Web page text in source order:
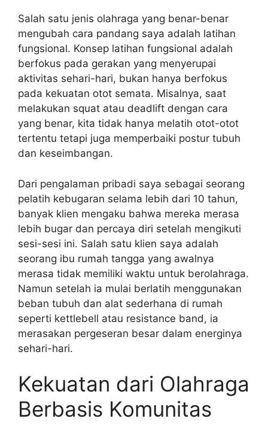
Salah satu jenis olahraga yang benar-benar
mengubah cara pandang saya adalah latihan
fungsional. Konsep latihan fungsional adalah
berfokus pada gerakan yang menyerupai
aktivitas sehari-hari, bukan hanya berfokus
pada kekuatan otot semata. Misalnya, saat
melakukan squat atau deadlift dengan cara
yang benar, kita tidak hanya melatih otot-otot
tertentu tetapi juga memperbaiki postur tubuh
dan keseimbangan.
Dari pengalaman pribadi saya sebagai seorang
pelatih kebugaran selama lebih dari 10 tahun,
banyak klien mengaku bahwa mereka merasa
lebih bugar dan percaya diri setelah mengikuti
sesi-sesi ini. Salah satu klien saya adalah
seorang ibu rumah tangga yang awalnya
merasa tidak memiliki waktu untuk berolahraga.
Namun setelah ia mulai berlatih menggunakan
beban tubuh dan alat sederhana di rumah
seperti kettlebell atau resistance band, ia
merasakan pergeseran besar dalam energinya
sehari-hari.
Kekuatan dari Olahraga
Berbasis Komunitas